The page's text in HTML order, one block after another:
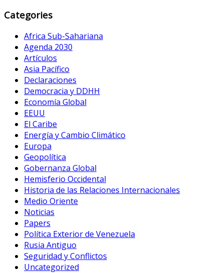
Categories
Africa Sub-Sahariana
Agenda 2030
Artículos
Asia Pacífico
Declaraciones
Democracia y DDHH
Economía Global
EEUU
El Caribe
Energía y Cambio Climático
Europa
Geopolítica
Gobernanza Global
Hemisferio Occidental
Historia de las Relaciones Internacionales
Medio Oriente
Noticias
Papers
Política Exterior de Venezuela
Rusia Antiguo
Seguridad y Conflictos
Uncategorized